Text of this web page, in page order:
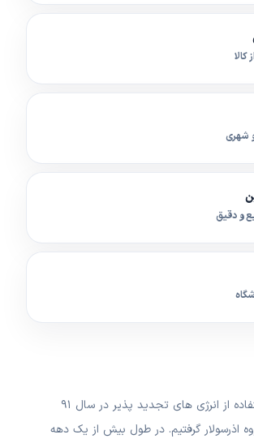
شهری
و دقیق
با افزایش روزافزون استفاده از انرژی های تجدید پذیر در سال ۹۱
اذرسولار گرفتیم. در طول بیش از یک دهه